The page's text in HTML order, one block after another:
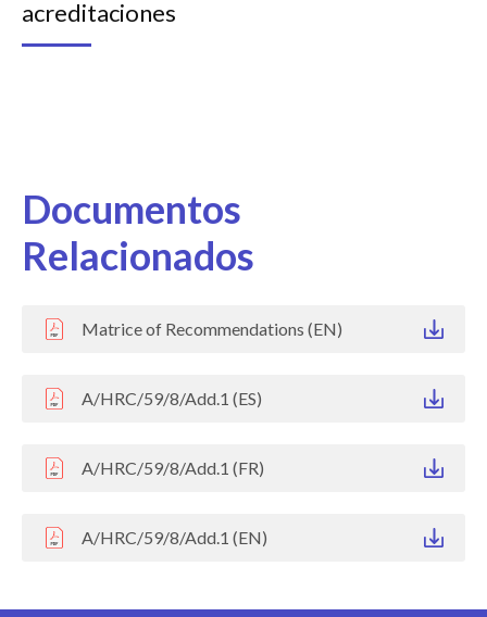
acreditaciones
Documentos
Relacionados
Matrice of Recommendations (EN)
A/HRC/59/8/Add.1 (ES)
A/HRC/59/8/Add.1 (FR)
A/HRC/59/8/Add.1 (EN)